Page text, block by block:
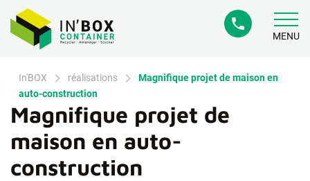
phone
MENU
In'BOX chevron_right réalisations chevron_right
Magnifique projet de maison en
auto-construction
Magnifique projet de
maison en auto-
construction